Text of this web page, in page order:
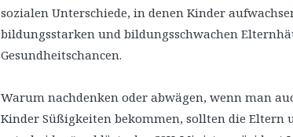
sozialen Unterschiede, in denen Kinder
bildungsstarken und bildungsschwachen
Gesundheitschancen.
Warum nachdenken oder abwägen, wenn man
Kinder Süßigkeiten bekommen, sollten die